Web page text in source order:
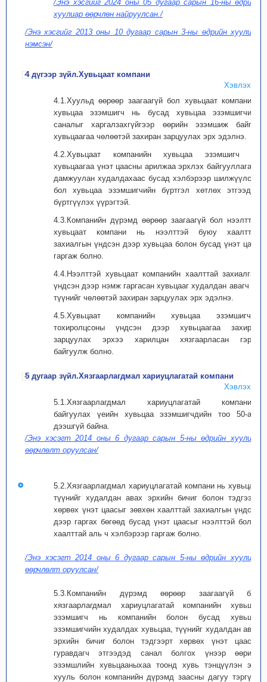
/Энэ хэсгийг 2024 оны 05 дугаар сарын 16-ны өдрийн
хуулиар өөрчлөн найруулсан./
/Энэ хэсгийг 2013 оны 10 дугаар сарын 3-ны өдрийн хуулиар
нэмсэн/
4 дүгээр зүйл.Хувьцаат компани
Хэвлэх
4.1.Хуульд өөрөөр заагаагүй бол хувьцаат компанийн
хувьцаа эзэмшигч нь бусад хувьцаа эзэмшигчийн
саналыг харгалзахгүйгээр өөрийн эзэмшиж байгаа
хувьцаагаа чөлөөтэй захиран зарцуулах эрх эдэлнэ.
4.2.Хувьцаат компанийн хувьцаа эзэмшигч нь
хувьцаагаа үнэт цаасны арилжаа эрхлэх байгууллагаар
дамжуулан худалдахаас бусад хэлбэрээр шилжүүлсэн
бол хувьцаа эзэмшигчийн бүртгэл хөтлөх этгээдэд
бүртгүүлэх үүрэгтэй.
4.3.Компанийн дүрэмд өөрөөр заагаагүй бол нээлттэй
хувьцаат компани нь нээлттэй буюу хаалттай
захиалгын үндсэн дээр хувьцаа болон бусад үнэт цаас
гаргаж болно.
4.4.Нээлттэй хувьцаат компанийн хаалттай захиалгын
үндсэн дээр нэмж гаргасан хувьцааг худалдан авагч нь
түүнийг чөлөөтэй захиран зарцуулах эрх эдэлнэ.
4.5.Хувьцаат компанийн хувьцаа эзэмшигчид
тохиролцсоны үндсэн дээр хувьцаагаа захиран
зарцуулах эрхээ харилцан хязгаарласан гэрээ
байгуулж болно.
5 дугаар зүйл.Хязгаарлагдмал хариуцлагатай компани
Хэвлэх
5.1.Хязгаарлагдмал хариуцлагатай компанийн
байгуулах үеийн хувьцаа эзэмшигчдийн тоо 50-аас
дээшгүй байна.
/Энэ хэсэгт 2014 оны 6 дугаар сарын 5-ны өдрийн хуулиар
өөрчлөлт оруулсан/
5.2.Хязгаарлагдмал хариуцлагатай компани нь хувьцаа,
түүнийг худалдан авах эрхийн бичиг болон тэдгээрт
хөрвөх үнэт цаасыг зөвхөн хаалттай захиалгын үндсэн
дээр гаргах бөгөөд бусад үнэт цаасыг нээлттэй болон
хаалттай аль ч хэлбэрээр гаргаж болно.
/Энэ хэсэгт 2014 оны 6 дугаар сарын 5-ны өдрийн хуулиар
өөрчлөлт оруулсан/
5.3.Компанийн дүрэмд өөрөөр заагаагүй бол
хязгаарлагдмал хариуцлагатай компанийн хувьцаа
эзэмшигч нь компанийн болон бусад хувьцаа
эзэмшигчийн худалдах хувьцаа, түүнийг худалдан авах
эрхийн бичиг болон тэдгээрт хөрвөх үнэт цаасыг
гуравдагч этгээдэд санал болгох үнээр өөрийн
эзэмшлийн хувьцааныхаа тоонд хувь тэнцүүлэн энэ
хууль болон компанийн дүрэмд заасны дагуу тэргүүн